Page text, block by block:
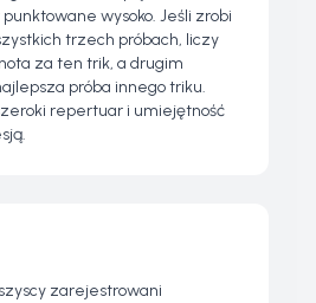
wysoko. Jeśli zrobi
trzech próbach, liczy
za ten trik, a drugim
próba innego triku.
repertuar i umiejętność
zarejestrowani